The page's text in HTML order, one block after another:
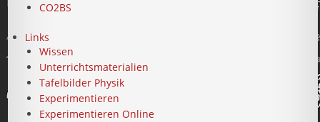
CO2BS
Links
Wissen
Unterrichtsmaterialien
Tafelbilder Physik
Experimentieren
Experimentieren Online